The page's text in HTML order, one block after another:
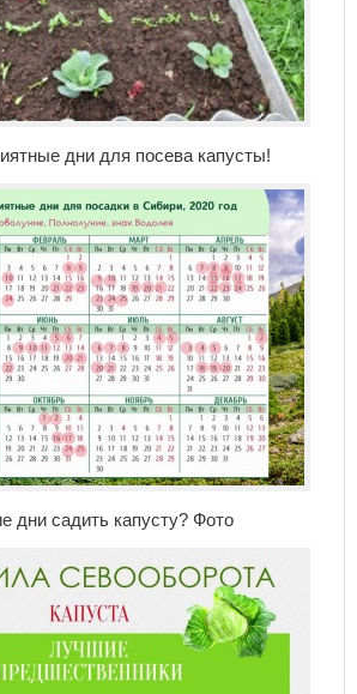
дни для посева капусты!
дни садить капусту? Фото